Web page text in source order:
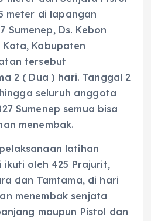
meter di lapangan
Sumenep, Ds. Kebon
Kota, Kabupaten
tersebut
2 ( Dua ) hari. Tanggal 2
seluruh anggota
Sumenep semua bisa
menembak.
latihan
ikuti oleh 425 Prajurit,
dan Tamtama, di hari
menembak senjata
maupun Pistol dan